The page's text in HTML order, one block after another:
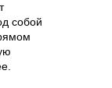
собой